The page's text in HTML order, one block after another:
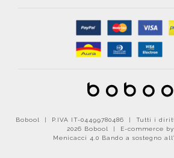
Bobool | P.IVA IT-04499780486 | Tutti i
2026 Bobool |
E-commerce
Menicacci 4.0 Bando a sostegno